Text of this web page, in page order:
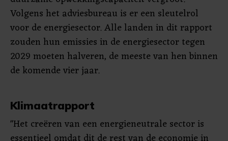
Volgens het adviesbureau is er een sleutelrol
voor de energiesector. Alle landen in dit rapport
zouden hun emissies in de energiesector tegen
2029 moeten halveren, de meeste van hen binnen
de komende vier jaar.
Klimaatrapport
"Het creëren van een energieneutrale sector is